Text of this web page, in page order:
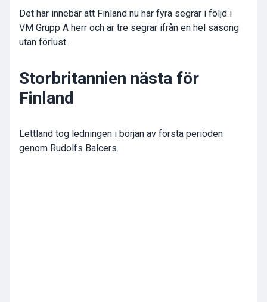
Det här innebär att Finland nu har fyra segrar i följd i
VM Grupp A herr och är tre segrar ifrån en hel säsong
utan förlust.
Storbritannien nästa för
Finland
Lettland tog ledningen i början av första perioden
genom Rudolfs Balcers.